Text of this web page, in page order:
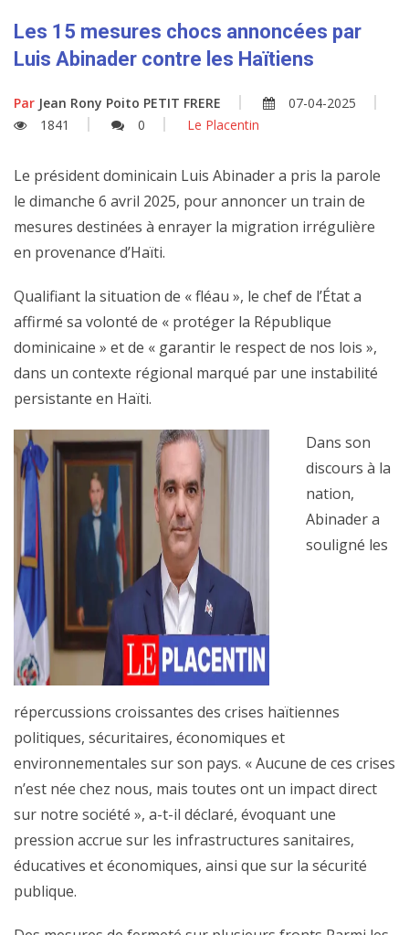
Les 15 mesures chocs annoncées par
Luis Abinader contre les Haïtiens
Par Jean Rony Poito PETIT FRERE
07-04-2025
1841
0 Le Placentin
Le président dominicain Luis Abinader a pris la parole
le dimanche 6 avril 2025, pour annoncer un train de
mesures destinées à enrayer la migration irrégulière
en provenance d’Haïti.
Qualifiant la situation de « fléau », le chef de l’État a
affirmé sa volonté de « protéger la République
dominicaine » et de « garantir le respect de nos lois »,
dans un contexte régional marqué par une instabilité
persistante en Haïti.
Dans son
discours à la
nation,
Abinader a
souligné les
répercussions croissantes des crises haïtiennes
politiques, sécuritaires, économiques et
environnementales sur son pays. « Aucune de ces crises
n’est née chez nous, mais toutes ont un impact direct
sur notre société », a-t-il déclaré, évoquant une
pression accrue sur les infrastructures sanitaires,
éducatives et économiques, ainsi que sur la sécurité
publique.